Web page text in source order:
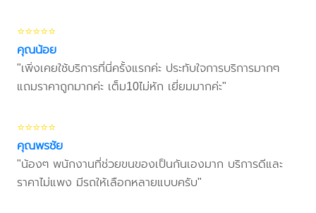
⭐⭐⭐⭐⭐
คุณน้อย
"เพิ่งเคยใช้บริการที่นี่ครั้งแรกค่ะ ประทับใจการบริการมากๆ
แถมราคาถูกมากค่ะ เต็ม10ไม่หัก เยี่ยมมากค่ะ"
⭐⭐⭐⭐⭐
คุณพรชัย
"น้องๆ พนักงานที่ช่วยขนของเป็นกันเองมาก บริการดีและ
ราคาไม่แพง มีรถให้เลือกหลายแบบครับ"